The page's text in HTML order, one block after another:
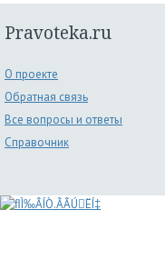
Pravoteka.ru
О проекте
Обратная связь
Все вопросы и ответы
Справочник